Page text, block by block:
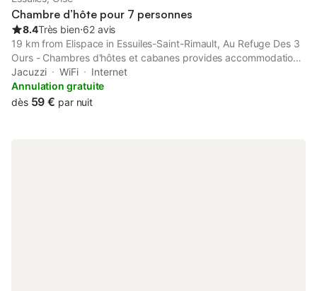
Chambre d’hôte pour 7 personnes
8.4Très bien⋅62 avis
19 km from Elispace in Essuiles-Saint-Rimault, Au Refuge Des 3
Ours - Chambres d'hôtes et cabanes provides accommodation
with access to a hot tub. Featuring a concierge service, this
property also provides guests with a picnic area.
Jacuzzi WiFi
Internet
Annulation gratuite
dès 59 € par nuit